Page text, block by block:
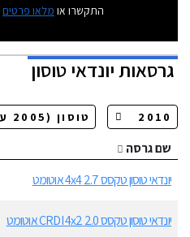
התקשרו או מלאו פרטים
גרסאותיונדאי טוסון
שם גרסה
יונדאי טוסון טקסס 2.7 4x4 אוטומט
יונדאי טוסון טקסס 2.0 CRDI 4x2 אוטומט